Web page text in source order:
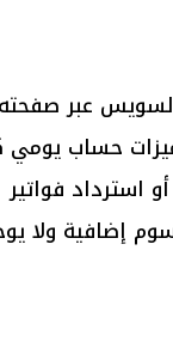
عبر
حساب يومي
استرداد فواتير
إضافية ولا